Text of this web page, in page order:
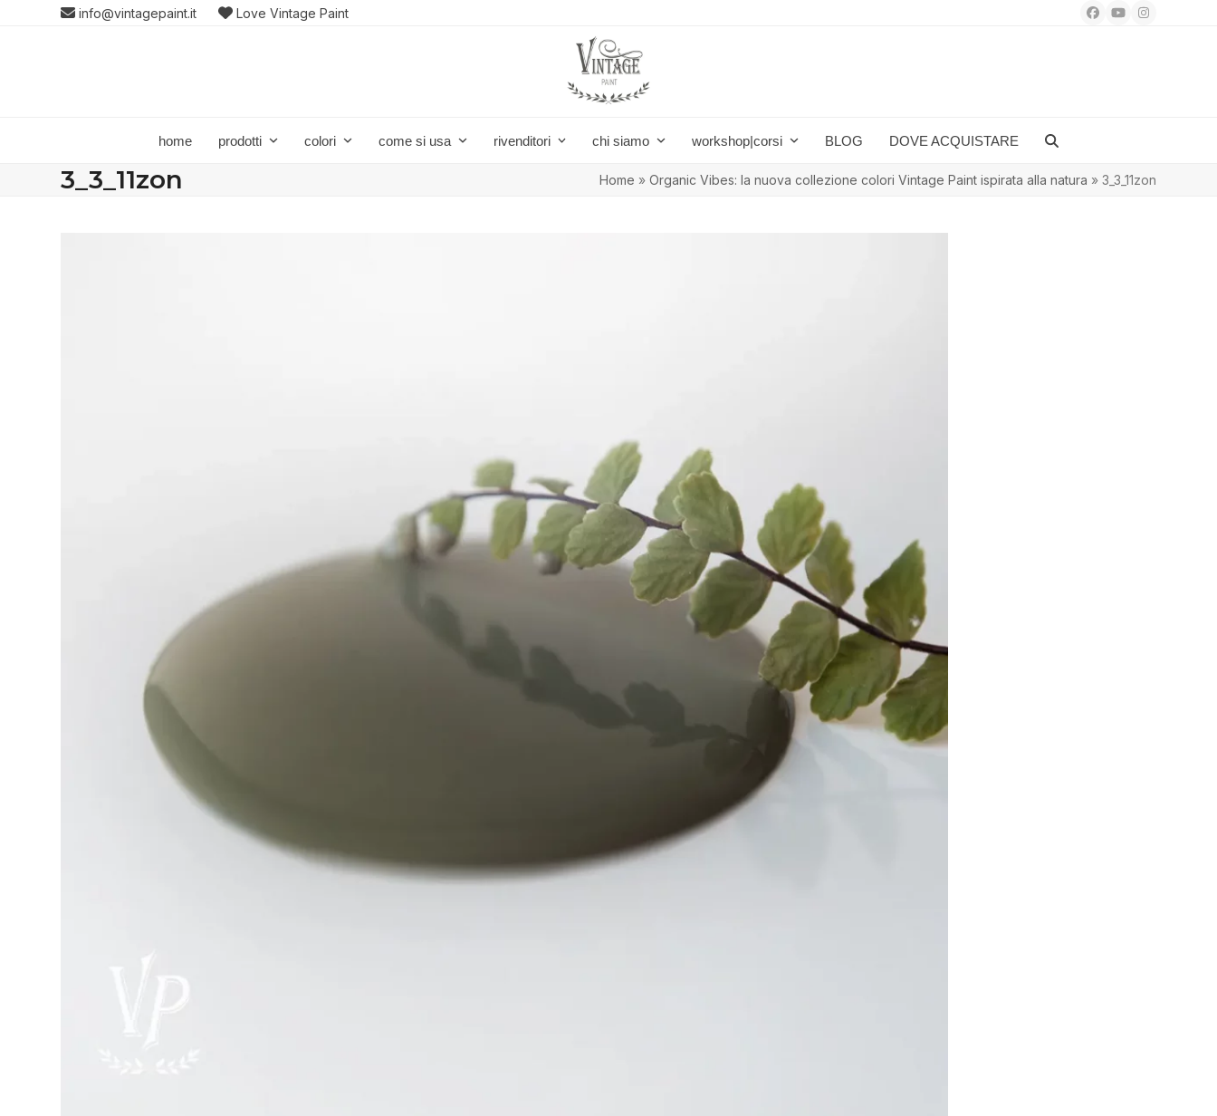
info@vintagepaint.it Love Vintage Paint Facebook
YouTubeInstagram
home prodotti colori come si usa rivenditori chi siamo workshop|corsi BLOG DOVE ACQUISTARE
3_3_11zon Home » Organic Vibes: la nuova collezione colori Vintage Paint ispirata alla natura » 3_3_11zon